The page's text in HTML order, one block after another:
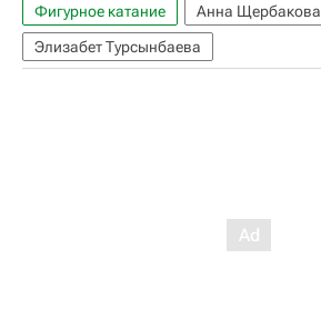
Фигурное катание
Анна Щербакова
Элизабет Турсынбаева